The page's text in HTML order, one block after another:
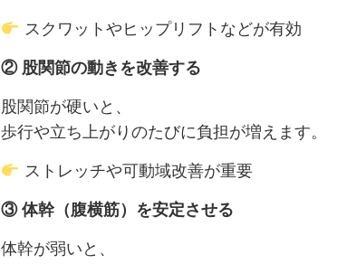
スクワットやヒップリフトなどが有効
② 股関節の動きを改善する
股関節が硬いと、
歩行や立ち上がりのたびに負担が増えます。
ストレッチや可動域改善が重要
③ 体幹（腹横筋）を安定させる
体幹が弱いと、